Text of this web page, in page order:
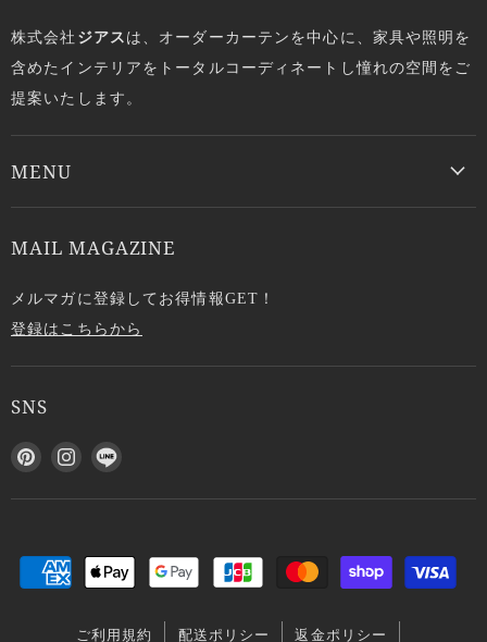
株式会社 ジアスは、オーダーカーテンを中心に、家具や照明を
含めたインテリアをトータルコーディネートし憧れの空間をご
提案いたします。
MENU
MAIL MAGAZINE
メルマガに登録してお得情報GET！
登録はこちらから
SNS
P
n
r
I
s
L
N
見
ご利用規約 配送ポリシー 返金ポリシー